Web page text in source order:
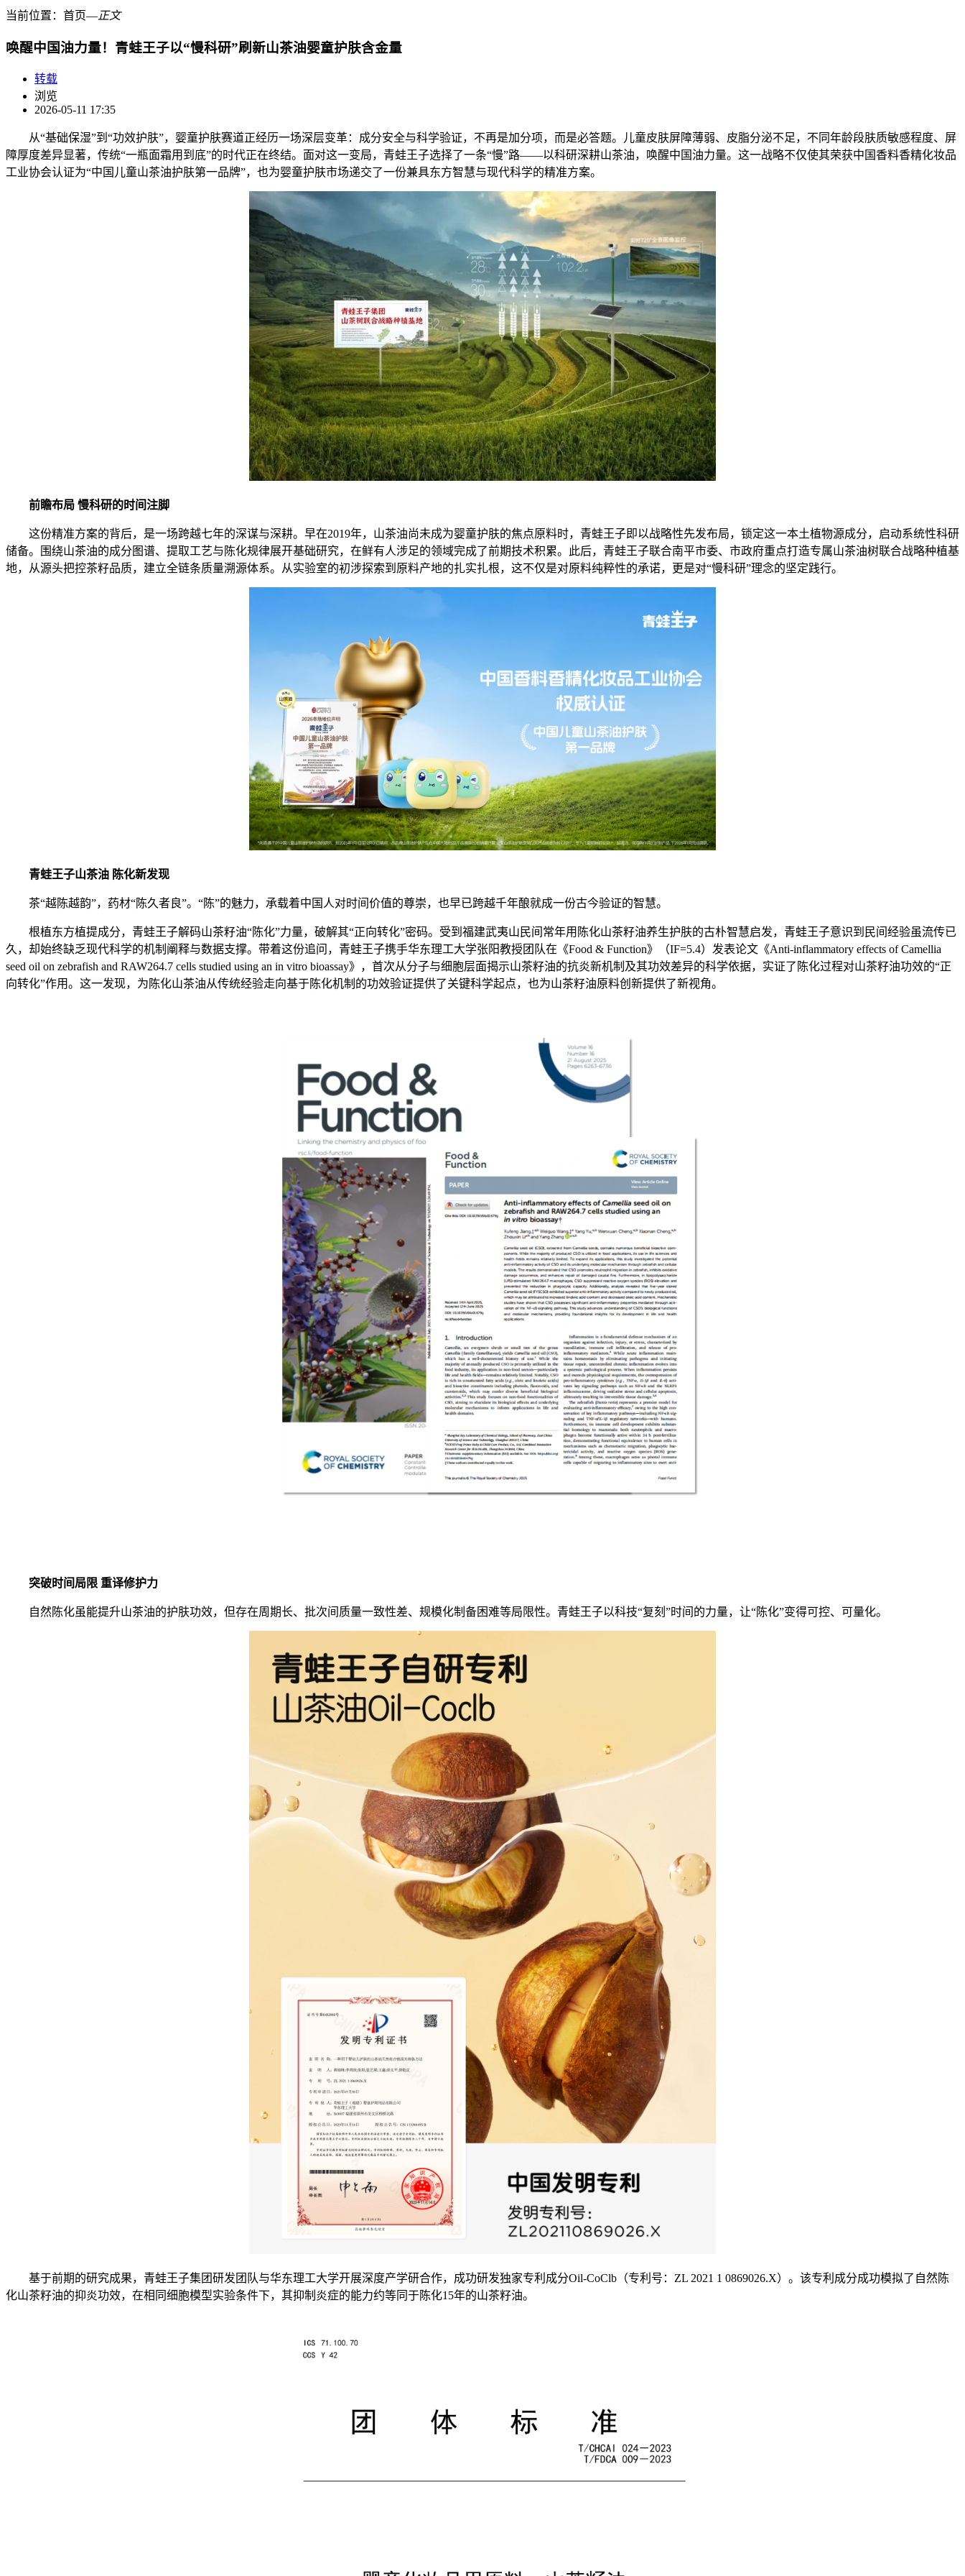
当前位置： 首页―正文
唤醒中国油力量！青蛙王子以“慢科研”刷新山茶油婴童护肤含金量
转载
浏览
2026-05-11 17:35
从“基础保湿”到“功效护肤”，婴童护肤赛道正经历一场深层变革：成分安全与科学验证，不再是加分项，而是必答题。儿童皮肤屏障薄弱、皮脂分泌不足，不同年龄段肤质敏感程度、屏
障厚度差异显著，传统“一瓶面霜用到底”的时代正在终结。面对这一变局，青蛙王子选择了一条“慢”路——以科研深耕山茶油，唤醒中国油力量。这一战略不仅使其荣获中国香料香精化妆品
工业协会认证为“中国儿童山茶油护肤第一品牌”，也为婴童护肤市场递交了一份兼具东方智慧与现代科学的精准方案。
前瞻布局 慢科研的时间注脚
这份精准方案的背后，是一场跨越七年的深谋与深耕。早在2019年，山茶油尚未成为婴童护肤的焦点原料时，青蛙王子即以战略性先发布局，锁定这一本土植物源成分，启动系统性科研
储备。围绕山茶油的成分图谱、提取工艺与陈化规律展开基础研究，在鲜有人涉足的领域完成了前期技术积累。此后，青蛙王子联合南平市委、市政府重点打造专属山茶油树联合战略种植基
地，从源头把控茶籽品质，建立全链条质量溯源体系。从实验室的初涉探索到原料产地的扎实扎根，这不仅是对原料纯粹性的承诺，更是对“慢科研”理念的坚定践行。
青蛙王子山茶油 陈化新发现
茶“越陈越韵”，药材“陈久者良”。“陈”的魅力，承载着中国人对时间价值的尊崇，也早已跨越千年酿就成一份古今验证的智慧。
根植东方植提成分，青蛙王子解码山茶籽油“陈化”力量，破解其“正向转化”密码。受到福建武夷山民间常年用陈化山茶籽油养生护肤的古朴智慧启发，青蛙王子意识到民间经验虽流传已
久，却始终缺乏现代科学的机制阐释与数据支撑。带着这份追问，青蛙王子携手华东理工大学张阳教授团队在《Food & Function》（IF=5.4）发表论文《Anti-inflammatory effects of Camellia
seed oil on zebrafish and RAW264.7 cells studied using an in vitro bioassay》，首次从分子与细胞层面揭示山茶籽油的抗炎新机制及其功效差异的科学依据，实证了陈化过程对山茶籽油功效的“正
向转化”作用。这一发现，为陈化山茶油从传统经验走向基于陈化机制的功效验证提供了关键科学起点，也为山茶籽油原料创新提供了新视角。
突破时间局限 重译修护力
自然陈化虽能提升山茶油的护肤功效，但存在周期长、批次间质量一致性差、规模化制备困难等局限性。青蛙王子以科技“复刻”时间的力量，让“陈化”变得可控、可量化。
基于前期的研究成果，青蛙王子集团研发团队与华东理工大学开展深度产学研合作，成功研发独家专利成分Oil-CoClb（专利号：ZL 2021 1 0869026.X）。该专利成分成功模拟了自然陈
化山茶籽油的抑炎功效，在相同细胞模型实验条件下，其抑制炎症的能力约等同于陈化15年的山茶籽油。